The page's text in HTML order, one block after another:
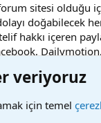
sitesi olduğu
doğabilecek
hakkı içeren
veriyoruz
için temel